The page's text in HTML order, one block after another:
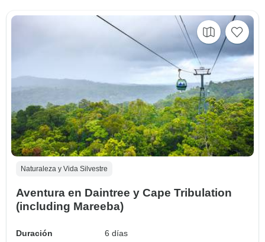
Naturaleza y Vida Silvestre
Aventura en Daintree y Cape Tribulation
(including Mareeba)
Duración
6 días